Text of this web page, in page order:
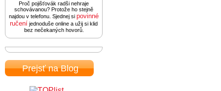
Proč pojišťovák radši nehraje
schovávanou? Protože ho stejně
najdou v telefonu. Sjednej si povinné
ručení jednoduše online a užij si klid
bez nečekaných hovorů.
Prejsť na Blog